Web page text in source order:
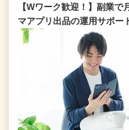
【Wワーク歓迎！】副業で
マアプリ出品の運用サポー